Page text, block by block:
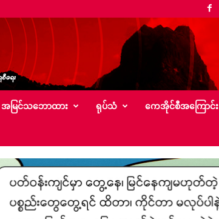
အမြင်သ‌ဘောထား ရုပ်သံ ‌ကေအိုင်စီအ‌ကြောင်း